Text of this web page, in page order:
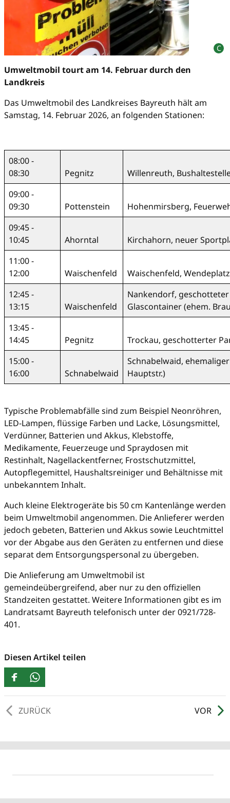
Umweltmobil tourt am 14. Februar durch den
Landkreis
Das Umweltmobil des Landkreises Bayreuth hält am
Samstag, 14. Februar 2026, an folgenden Stationen:
08:00 -
08:30
Pegnitz
Willenreuth,
09:00 -
09:30
Pottenstein
Hohenmirsberg,
09:45 -
10:45
Ahorntal
Kirchahorn, neuer
11:00 -
12:00
Waischenfeld
Waischenfeld,
12:45 -
13:15
Waischenfeld
Nankendorf,
Glascontainer (ehem.
13:45 -
14:45
Pegnitz
Trockau, geschotterter
15:00 -
16:00
Schnabelwaid
Schnabelwaid,
Hauptstr.)
Typische Problemabfälle sind zum Beispiel Neonröhren,
LED-Lampen, flüssige Farben und Lacke, Lösungsmittel,
Verdünner, Batterien und Akkus, Klebstoffe,
Medikamente, Feuerzeuge und Spraydosen mit
Restinhalt, Nagellackentferner, Frostschutzmittel,
Autopflegemittel, Haushaltsreiniger und Behältnisse mit
unbekanntem Inhalt.
Auch kleine Elektrogeräte bis 50 cm Kantenlänge werden
beim Umweltmobil angenommen. Die Anlieferer werden
jedoch gebeten, Batterien und Akkus sowie Leuchtmittel
vor der Abgabe aus den Geräten zu entfernen und diese
separat dem Entsorgungspersonal zu übergeben.
Die Anlieferung am Umweltmobil ist
gemeindeübergreifend, aber nur zu den offiziellen
Standzeiten gestattet. Weitere Informationen gibt es im
Landratsamt Bayreuth telefonisch unter der 0921/728-
401.
Diesen Artikel teilen
VOR
ZURÜCK